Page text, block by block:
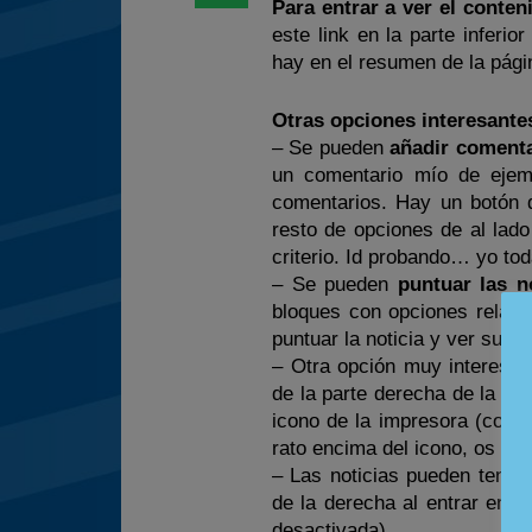
Para entrar a ver el
este link en la parte
hay en el resumen de la
Otras opciones
– Se puedenañadir
un comentario mío de
comentarios. Hay un botón
resto de opciones de al
criterio. Id probando… yo
– Se pueden puntuar las
bloques con opciones
puntuar la noticia y ver su
– Otra opción muy
de la parte derecha de la
icono de la impresora
rato encima del icono, os
– Las noticias pueden tener
de la derecha al entrar en